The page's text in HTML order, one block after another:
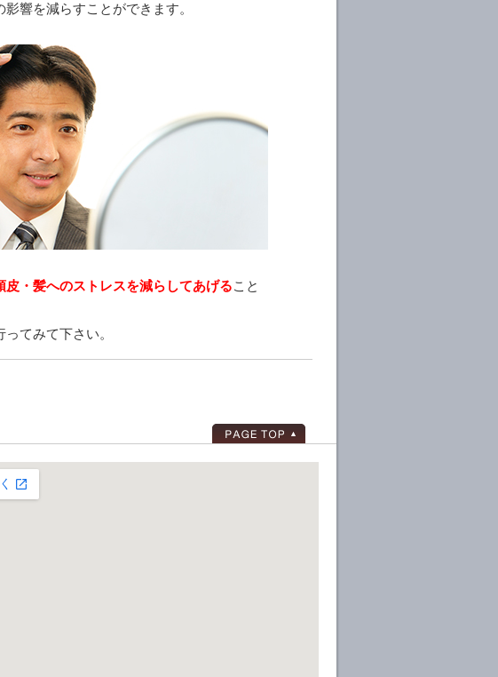
響を減らすことができます。
皮・髪へのストレスを減らしてあげること
てみて下さい。